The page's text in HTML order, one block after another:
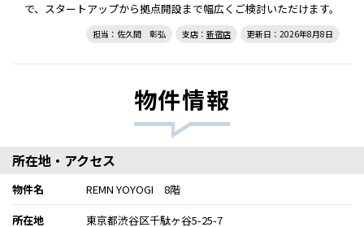
で、スタートアップから拠点開設まで幅広くご検討いただけます。
担当：佐久間 彰弘 支店： 新宿店 更新日：2026年8月8日
物件情報
所在地・アクセス
物件名
REMN YOYOGI 8階
所在地
東京都渋谷区千駄ヶ谷5-25-7